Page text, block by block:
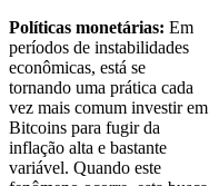
Políticas monetárias: Em
períodos de instabilidades
econômicas, está se
tornando uma prática cada
vez mais comum investir em
Bitcoins para fugir da
inflação alta e bastante
variável. Quando este